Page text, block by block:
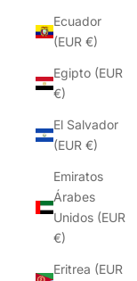
Ecuador
(EUR €)
Egipto (EUR
€)
El Salvador
(EUR €)
Emiratos
Árabes
Unidos (EUR
€)
Eritrea (EUR